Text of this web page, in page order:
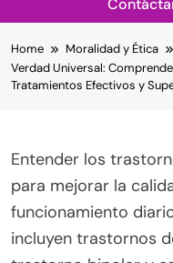
to
content
Home
Moralidad y Ética
Verdad Universal:
Tratamientos Efectivos y
Entender los
para mejorar la
funcionamiento
incluyen trastornos